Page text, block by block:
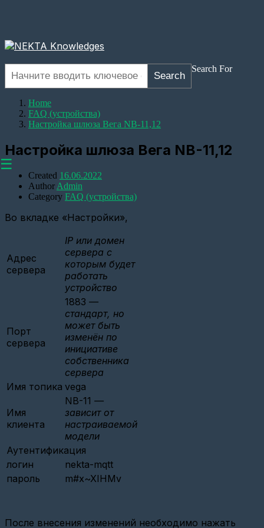
Оборудование
канала
(СИ-13,
ATM21
базовой
станции
Вега
CSD
Настройка
связи
GPRS
Ethernet
базовой
☰
Search For
Search
Home
FAQ (устройства)
Настройка шлюза Вега NB-11,12
Настройка шлюза Вега NB-11,12
Created 16.06.2022
Author Admin
Category FAQ (устройства)
Во вкладке «Настройки»,
Адрес
сервера
IP или домен
сервера с
которым будет
работать
устройство
Порт
сервера
1883 —
стандарт, но
может быть
изменён по
инициативе
собственника
сервера
Имя топика vega
Имя
клиента
NB-11 —
зависит от
настраиваемой
модели
Аутентификация
логин
nekta-mqtt
пароль
m#x~XIHMv
После внесения изменений необходимо нажать